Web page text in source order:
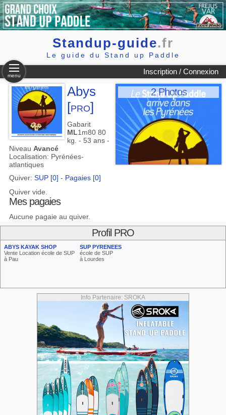
Standup-guide.fr
Le guide du Stand up Paddle
Inscription / Connexion
menu
2 Photos
Abys
[pro]
Gabarit
ML1m80 80
kg. - 53 ans -
Niveau Avancé
Localisation: Pyrénées-
atlantiques
Quiver: SUP [0] - Pagaies [0]
Quiver vide.
Mes pagaies
Aucune pagaie au quiver.
Profil PRO
ABYS KAYAK SHOP
Vente Location école de SUP
à Pau
SUP PYRENEES
école de SUP
à Lourdes
Info Partenaire: SROKA